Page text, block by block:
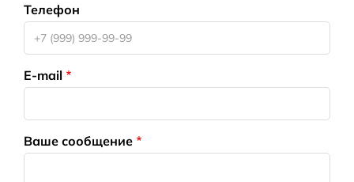
Телефон
E-mail
Ваше сообщение